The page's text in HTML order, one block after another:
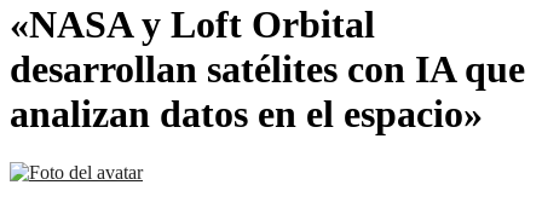
«NASA y Loft Orbital
desarrollan satélites con IA que
analizan datos en el espacio»